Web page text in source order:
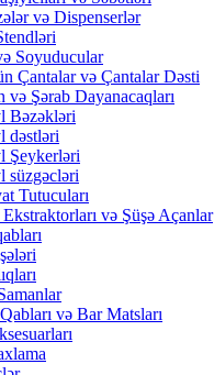
və Dispenserlər
Soyuducular
Çantalar və Çantalar Dəsti
və Şərab Dayanacaqları
Bəzəkləri
dəstləri
Şeykerləri
süzgəcləri
Tutucuları
və Şüşə Açanlar
və Bar Matsları